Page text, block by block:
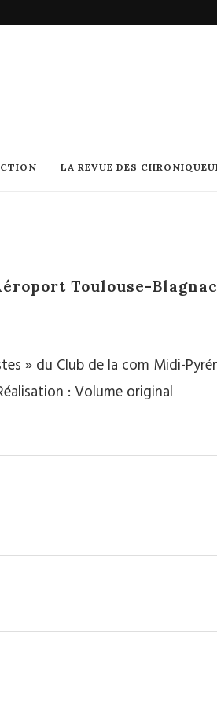
LA REVUE DES
Toulouse-Blagnac
» du Club de la com Midi-
: Volume original